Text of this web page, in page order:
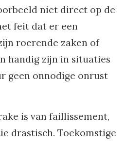
niet direct op de
feit dat er een
roerende zaken of
handig zijn in situaties
geen onnodige onrust
is van faillissement,
drastisch. Toekomstige